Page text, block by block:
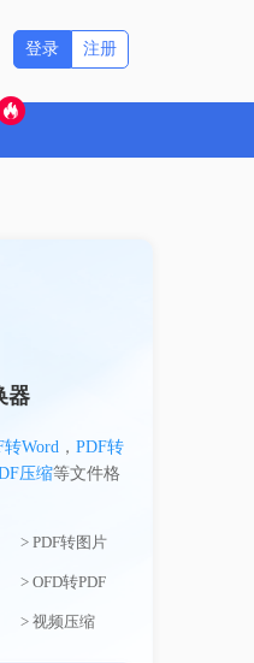
注册
登录
器
转Word， PDF转
压缩等文件格
> PDF转图片
> OFD转PDF
> 视频压缩